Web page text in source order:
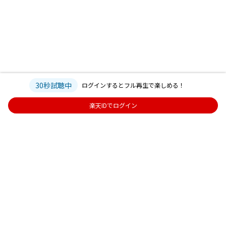
30秒試聴中 ログインするとフル再生で楽しめる！
楽天IDでログイン